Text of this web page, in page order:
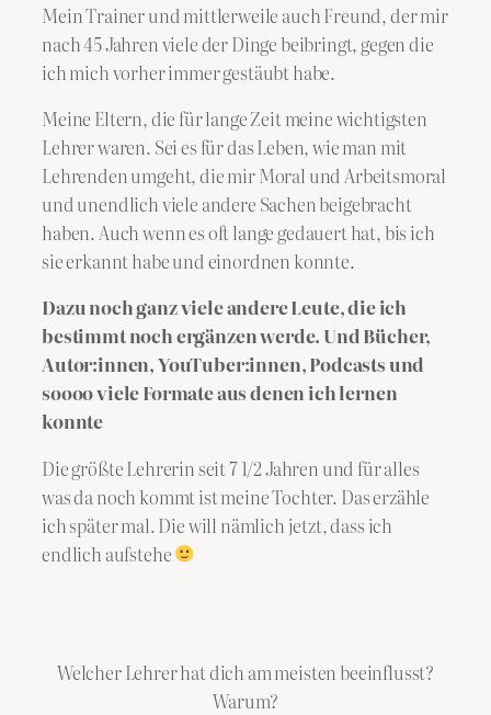
Mein Trainer und mittlerweile auch Freund, der mir
nach 45 Jahren viele der Dinge beibringt, gegen die
ich mich vorher immer gestäubt habe.
Meine Eltern, die für lange Zeit meine wichtigsten
Lehrer waren. Sei es für das Leben, wie man mit
Lehrenden umgeht, die mir Moral und Arbeitsmoral
und unendlich viele andere Sachen beigebracht
haben. Auch wenn es oft lange gedauert hat, bis ich
sie erkannt habe und einordnen konnte.
Dazu noch ganz viele andere Leute, die ich
bestimmt noch ergänzen werde. Und Bücher,
Autor:innen, YouTuber:innen, Podcasts und
soooo viele Formate aus denen ich lernen
konnte
Die größte Lehrerin seit 7 1/2 Jahren und für alles
was da noch kommt ist meine Tochter. Das erzähle
ich später mal. Die will nämlich jetzt, dass ich
endlich aufstehe
Welcher Lehrer hat dich am meisten beeinflusst?
Warum?